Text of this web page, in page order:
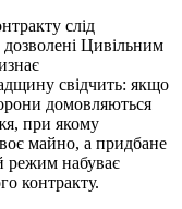
слід
Цивільним
свідчить: якщо
домовляються
при якому
майно, а придбане
режим набуває
контракту.